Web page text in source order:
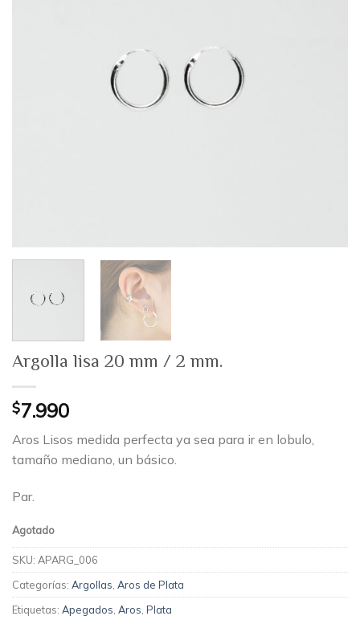
Argolla lisa 20 mm / 2 mm.
$7.990
Aros Lisos medida perfecta ya sea para ir en lobulo,
tamaño mediano, un básico.
Par.
Agotado
SKU: APARG_006
Categorías: Argollas Aros de Plata
Etiquetas: Apegados Aros Plata